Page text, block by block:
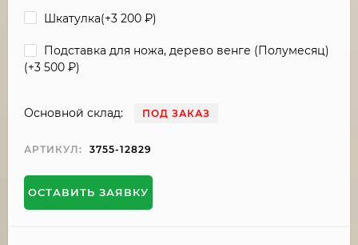
Шкатулка(+3 200 ₽)
Подставка для ножа, дерево венге (Полумесяц)
(+3 500 ₽)
Основной склад: ПОД ЗАКАЗ
АРТИКУЛ: 3755-12829
ОСТАВИТЬ ЗАЯВКУ